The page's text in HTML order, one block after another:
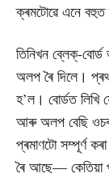
ক্ৰমটোৱে এনে বহুত
তিনিখন ব্লেক্-বোৰ্ড
অলপ ৰৈ দিলে।
হ’ল। বোৰ্ডত লিখি
আৰু অলপ বেছি
প্ৰমাণটো সম্পূৰ্ণ
ৰৈ আছে— কেতিয়া